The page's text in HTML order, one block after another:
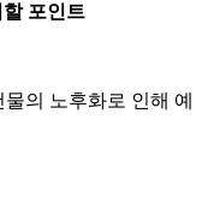
할 포인트
의 노후화로 인해 예